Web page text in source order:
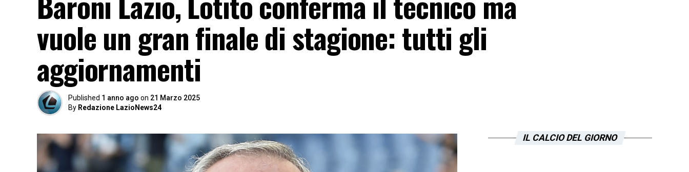
vuole un gran finale di stagione: tutti gli
aggiornamenti
Published 1 anno ago on 21 Marzo 2025
By Redazione LazioNews24
IL CALCIO DEL GIORNO